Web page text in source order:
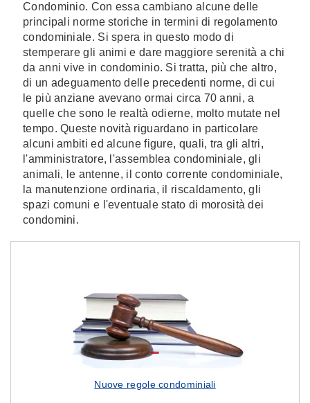
Condominio. Con essa cambiano alcune delle
principali norme storiche in termini di regolamento
condominiale. Si spera in questo modo di
stemperare gli animi e dare maggiore serenità a chi
da anni vive in condominio. Si tratta, più che altro,
di un adeguamento delle precedenti norme, di cui
le più anziane avevano ormai circa 70 anni, a
quelle che sono le realtà odierne, molto mutate nel
tempo. Queste novità riguardano in particolare
alcuni ambiti ed alcune figure, quali, tra gli altri,
l'amministratore, l'assemblea condominiale, gli
animali, le antenne, il conto corrente condominiale,
la manutenzione ordinaria, il riscaldamento, gli
spazi comuni e l'eventuale stato di morosità dei
condomini.
Nuove regole condominiali